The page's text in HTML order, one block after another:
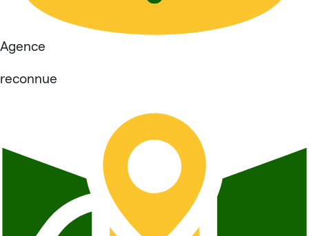
Agence
reconnue